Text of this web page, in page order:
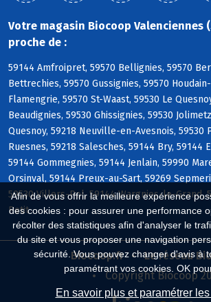
Afin de vous offrir la meilleure expérience
des cookies : pour assurer une performance
récolter des statistiques afin d'analyser le
du site et vous proposer une navigation
sécurité. Vous pouvez changer d'avis à
paramétrant vos cookies. OK
En savoir plus et paramétrer
Votre magasin Biocoop Valenciennes
proche de :
59144 Amfroipret, 59570 Bellignies, 59570
Bettrechies, 59570 Gussignies, 59570
Flamengrie, 59570 St-Waast, 59530 Le
Beaudignies, 59530 Ghissignies, 59530
Quesnoy, 59218 Neuville-en-Avesnois, 59530
Ruesnes, 59218 Salesches, 59144 Bry, 59144
59144 Gommegnies, 59144 Jenlain, 59990
Orsinval, 59144 Preux-au-Sart, 59269
59530 Villers-Pol, 59144 Wargnies-le-Grand,
Petit
Biocoop.fr
Le réseau
Copyright Biocoop